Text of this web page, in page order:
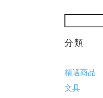
分類
精選商品
文具